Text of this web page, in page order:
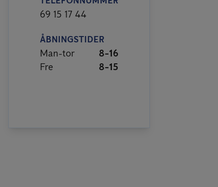
69 15 17 44
ÅBNINGSTIDER
Man-tor
8-16
Fre
8-15